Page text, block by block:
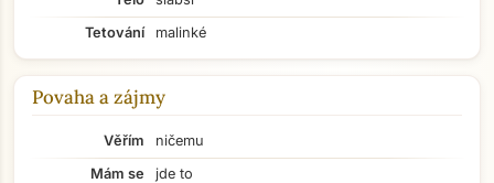
Tetování
malinké
Povaha a zájmy
Věřím
ničemu
Mám se
jde to